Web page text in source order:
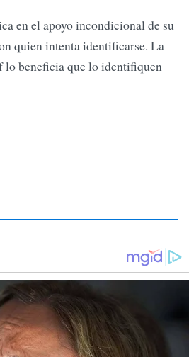
en el apoyo incondicional de su
quien intenta identificarse. La
beneficia que lo identifiquen